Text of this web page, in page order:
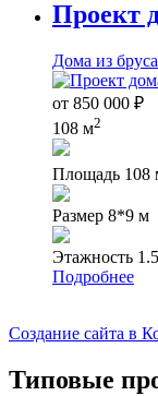
Проект
Дома из бруса
от 850 000 ₽
108 м2
Площадь 108
Размер 8*9 м
Этажность
Подробнее
Создание сайта в
Типовые